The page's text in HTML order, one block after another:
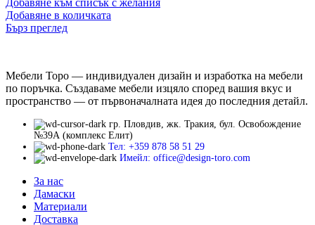
Добавяне в количката
Бърз преглед
Мебели Торо — индивидуален дизайн и изработка на мебели
по поръчка. Създаваме мебели изцяло според вашия вкус и
пространство — от първоначалната идея до последния детайл.
гр. Пловдив, жк. Тракия, бул. Освобождение
№39А (комплекс Елит)
Тел: +359 878 58 51 29
Имейл: office@design-toro.com
За нас
Дамаски
Материали
Доставка